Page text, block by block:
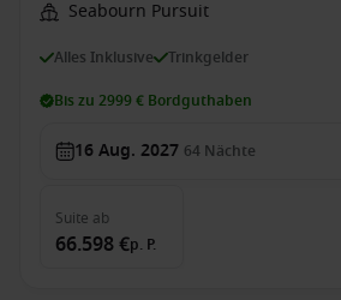
Seabourn Pursuit
Alles Inklusive Trinkgelder
Bis zu 2999 € Bordguthaben
16 Aug. 2027 64 Nächte
Suite ab
66.598 €p. P.